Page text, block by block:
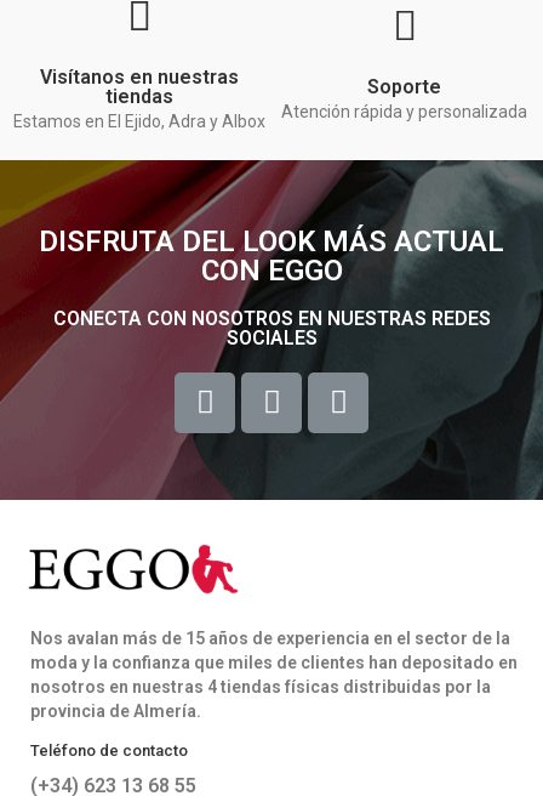
Visítanos en nuestras
tiendas
Estamos en El Ejido, Adra y Albox
Soporte
Atención rápida y personalizada
DISFRUTA DEL LOOK MÁS ACTUAL
CON EGGO
CONECTA CON NOSOTROS EN NUESTRAS REDES
SOCIALES
Nos avalan más de 15 años de experiencia en el sector de la
moda y la confianza que miles de clientes han depositado en
nosotros en nuestras 4 tiendas físicas distribuidas por la
provincia de Almería.
Teléfono de contacto
(+34) 623 13 68 55